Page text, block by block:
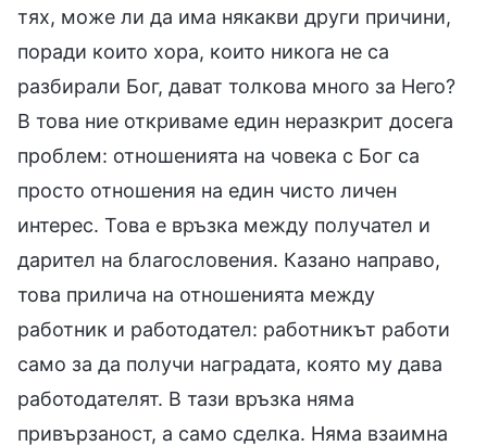
тях, може ли да има някакви други причини,
поради които хора, които никога не са
разбирали Бог, дават толкова много за Него?
В това ние откриваме един неразкрит досега
проблем: отношенията на човека с Бог са
просто отношения на един чисто личен
интерес. Това е връзка между получател и
дарител на благословения. Казано направо,
това прилича на отношенията между
работник и работодател: работникът работи
само за да получи наградата, която му дава
работодателят. В тази връзка няма
привързаност, а само сделка. Няма взаимна